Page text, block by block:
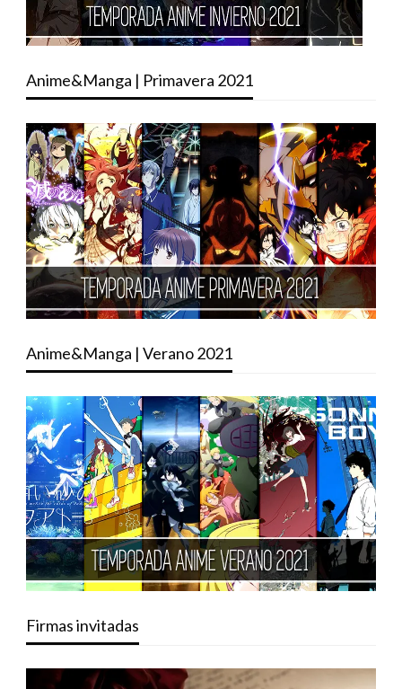
Anime&Manga | Primavera 2021
Anime&Manga | Verano 2021
Firmas invitadas